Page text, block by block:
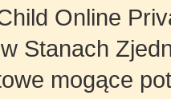
Online
Stanach
mogące